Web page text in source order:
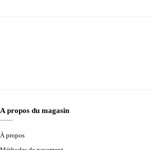
A propos du magasin
À propos